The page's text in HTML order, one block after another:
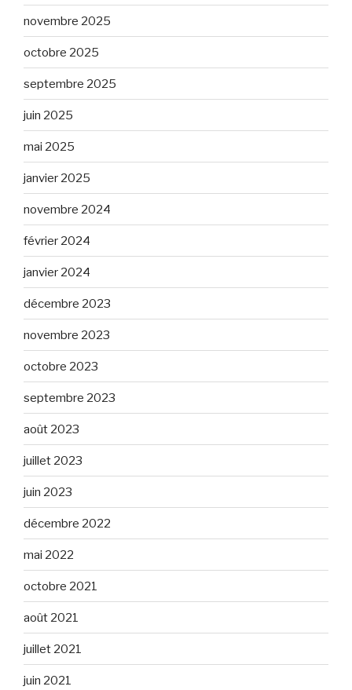
novembre 2025
octobre 2025
septembre 2025
juin 2025
mai 2025
janvier 2025
novembre 2024
février 2024
janvier 2024
décembre 2023
novembre 2023
octobre 2023
septembre 2023
août 2023
juillet 2023
juin 2023
décembre 2022
mai 2022
octobre 2021
août 2021
juillet 2021
juin 2021